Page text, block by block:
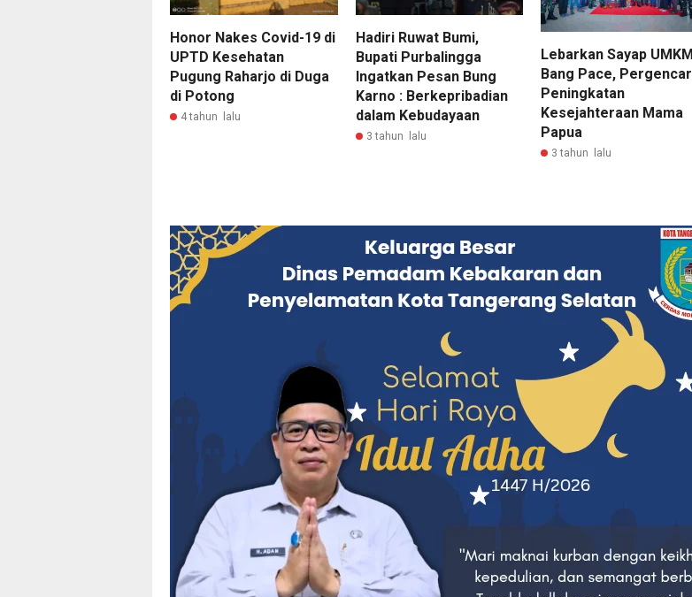
Honor Nakes Covid-19 di
UPTD Kesehatan
Pugung Raharjo di Duga
di Potong
4 tahun lalu
Hadiri Ruwat Bumi,
Bupati Purbalingga
Ingatkan Pesan Bung
Karno : Berkepribadian
dalam Kebudayaan
3 tahun lalu
Lebarkan Sayap UMKM
Bang Pace, Pergencar
Peningkatan
Kesejahteraan Mama
Papua
3 tahun lalu